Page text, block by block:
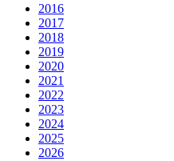
2016
2017
2018
2019
2020
2021
2022
2023
2024
2025
2026